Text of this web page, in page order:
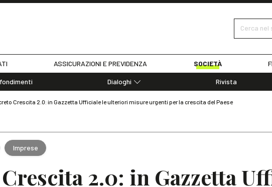
Cerca nel
ASSICURAZIONI E PREVIDENZA SOCIETÀ
Dialoghi
Rivista
Crescita 2.0: in Gazzetta Ufficiale le ulteriori misure urgenti per la crescita del Paese
Imprese
2.0: in Gazzetta